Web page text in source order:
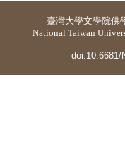
臺灣大學文學院佛
National Taiwan
doi:10.6681/